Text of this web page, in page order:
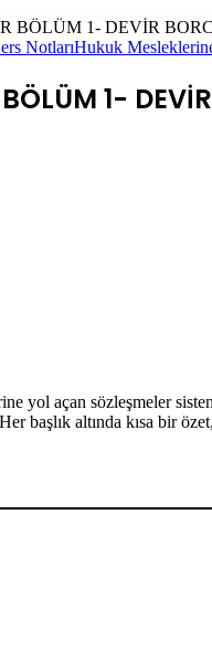
1- DEVİR
NotlarıHukuk
1-
açan sözleşmeler
başlık altında kısa bir